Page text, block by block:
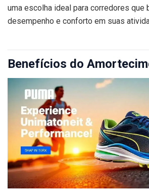
uma escolha ideal para corredores que
desempenho e conforto em suas
Benefícios do